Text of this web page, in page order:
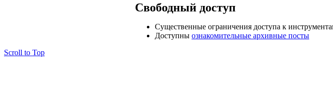
Свободный доступ
Cущественные ограничения доступа к
Доступны ознакомительные архивные посты
Scroll to Top